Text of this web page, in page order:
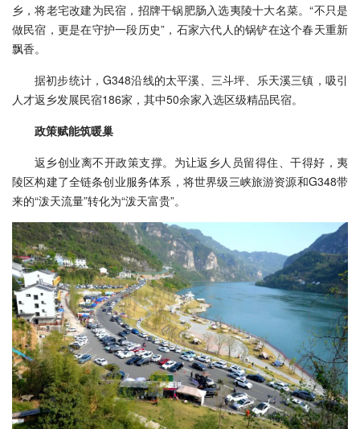
乡，将老宅改建为民宿，招牌干锅肥肠入选夷陵十大名菜。“不只是
做民宿，更是在守护一段历史”，石家六代人的锅铲在这个春天重新
飘香。
据初步统计，G348沿线的太平溪、三斗坪、乐天溪三镇，吸引
人才返乡发展民宿186家，其中50余家入选区级精品民宿。
政策赋能筑暖巢
返乡创业离不开政策支撑。为让返乡人员留得住、干得好，夷
陵区构建了全链条创业服务体系，将世界级三峡旅游资源和G348带
来的“泼天流量”转化为“泼天富贵”。